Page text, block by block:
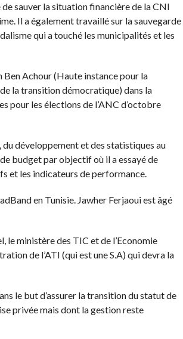
sauver la situation financière de la CNI
Il a également travaillé sur la sauvegarde
qui a touché les municipalités et les
Ben Achour (Haute instance pour la
la transition démocratique) dans la
pour les élections de l’ANC d’octobre
développement et des statistiques au
budget par objectif où il a essayé de
et les indicateurs de performance.
en Tunisie. Jawher Ferjaoui est âgé
ministère des TIC et de l’Economie
de l’ATI (qui est une S.A) qui devra la
le but d’assurer la transition du statut de
privée mais dont la gestion reste